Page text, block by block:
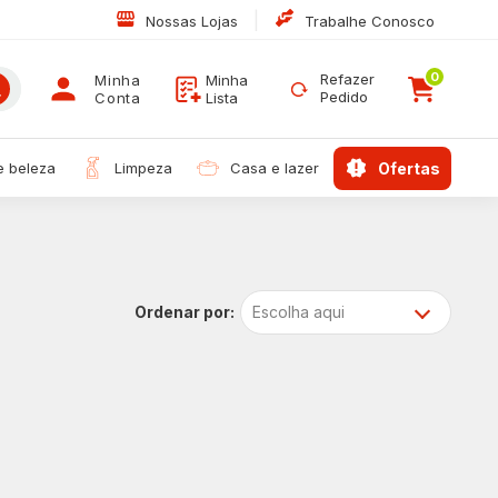
Nossas Lojas Trabalhe Conosco
Minha
Conta
Minha
Lista
Refazer
Pedido
0
beleza limpeza casa e lazer ofertas
Escolha aqui